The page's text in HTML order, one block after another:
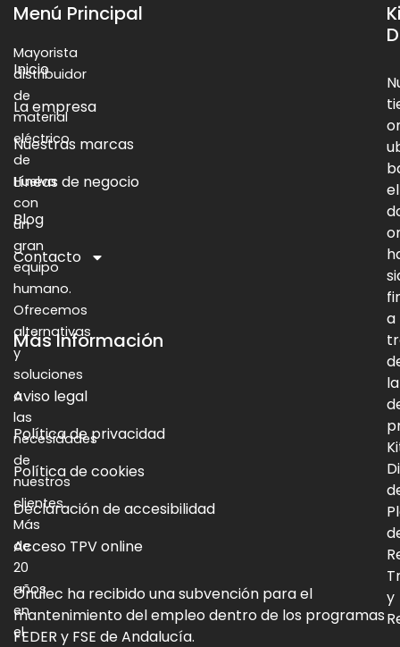
Mayorista
distribuidor
de
material
eléctrico
de
Huelva
con
un
gran
equipo
humano.
Ofrecemos
alternativas
y
soluciones
a
las
necesidades
de
nuestros
clientes.
Más
de
20
años
en
el
Menú Principal
Inicio
La empresa
Nuestras marcas
Líneas de negocio
Blog
Contacto
Más Información
Aviso legal
Política de privacidad
Política de cookies
Declaración de accesibilidad
Acceso TPV online
Onulec ha recibido una subvención para el
mantenimiento del empleo dentro de los programas
FEDER y FSE de Andalucía.
el
a
la
y